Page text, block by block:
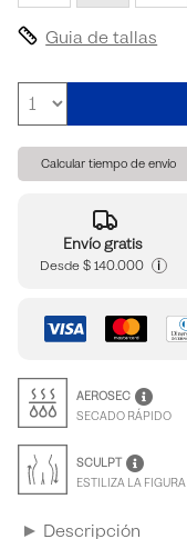
Guia de tallas
Calcular tiempo de envío
Envío gratis
Desde$ 140.000 i
Descripción
AEROSEC
SECADO RÁPIDO
SCULPT
ESTILIZA LA FIGURA